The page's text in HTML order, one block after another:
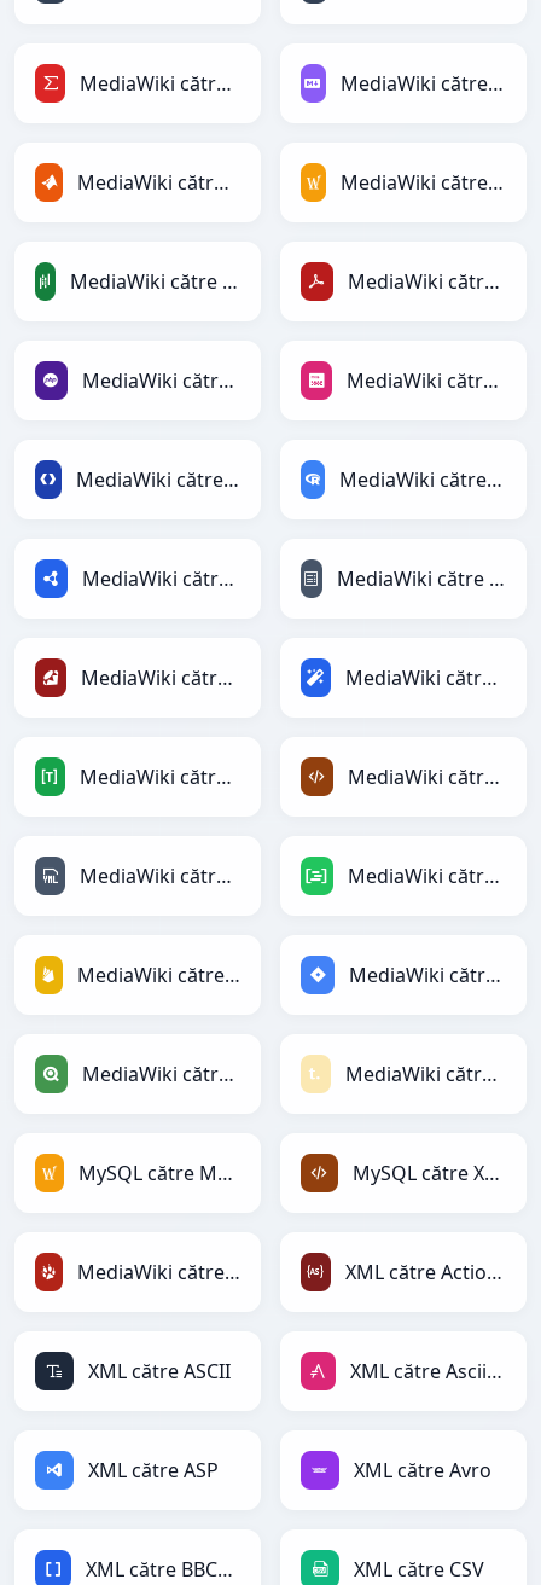
MediaWiki către LaTeX MediaWiki către Markdown
MediaWiki către MATLAB MediaWiki către MediaWiki
MediaWiki către PandasDataFrame MediaWiki către PDF
MediaWiki către PHP MediaWiki către PNG
MediaWiki către Protobuf MediaWiki către RDataFrame
MediaWiki către RDF MediaWiki către reStructuredText
MediaWiki către Ruby MediaWiki către Magic
MediaWiki către TOML MediaWiki către XML
MediaWiki către YAML MediaWiki către DAX
MediaWiki către Firebase MediaWiki către Jira
MediaWiki către Qlik MediaWiki către Textile
MySQL către MediaWiki MySQL către XML
MediaWiki către TracWiki XML către ActionScript
XML către ASCII XML către AsciiDoc
XML către ASP XML către Avro
XML către BBCode XML către CSV